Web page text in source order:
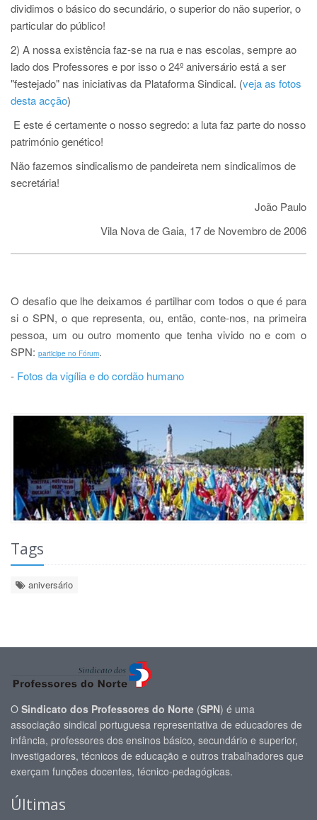
dividimos o básico do secundário, o superior do não superior, o
particular do público!
2) A nossa existência faz-se na rua e nas escolas, sempre ao
lado dos Professores e por isso o 24º aniversário está a ser
"festejado" nas iniciativas da Plataforma Sindical. (veja as fotos
desta acção)
E este é certamente o nosso segredo: a luta faz parte do nosso
património genético!
Não fazemos sindicalismo de pandeireta nem sindicalimos de
secretária!
João Paulo
Vila Nova de Gaia, 17 de Novembro de 2006
O desafio que lhe deixamos é partilhar com todos o que é para
si o SPN, o que representa, ou, então, conte-nos, na primeira
pessoa, um ou outro momento que tenha vivido no e com o
SPN: participe no Fórum.
- Fotos da vigília e do cordão humano
Tags
aniversário
O Sindicato dos Professores do Norte (SPN) é uma
associação sindical portuguesa representativa de educadores de
infância, professores dos ensinos básico, secundário e superior,
investigadores, técnicos de educação e outros trabalhadores que
exerçam funções docentes, técnico-pedagógicas.
Últimas